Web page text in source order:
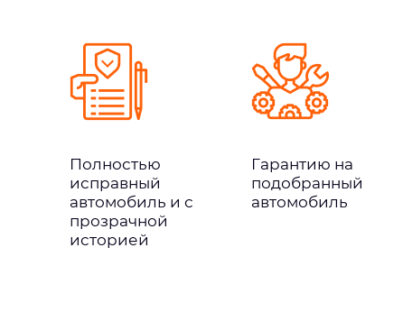
Полностью
исправный
автомобиль и с
прозрачной
историей
Гарантию на
подобранный
автомобиль